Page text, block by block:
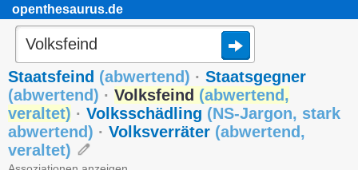
openthesaurus.de
Staatsfeind (abwertend) · Staatsgegner
(abwertend) · Volksfeind (abwertend ,
veraltet) · Volksschädling (NS-Jargon, stark
abwertend) · Volksverräter (abwertend ,
veraltet)